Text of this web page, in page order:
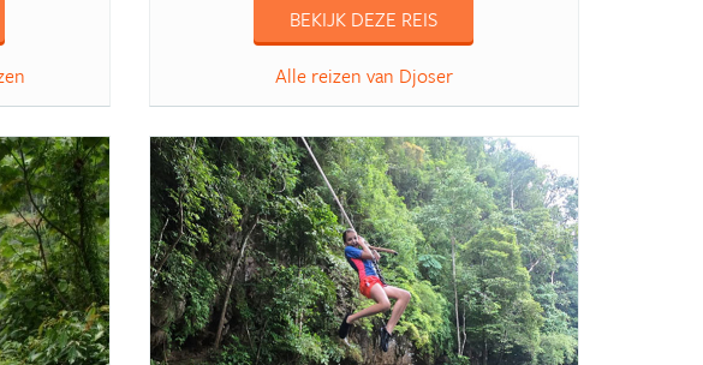
BEKIJK DEZE REIS
Alle reizen van Djoser